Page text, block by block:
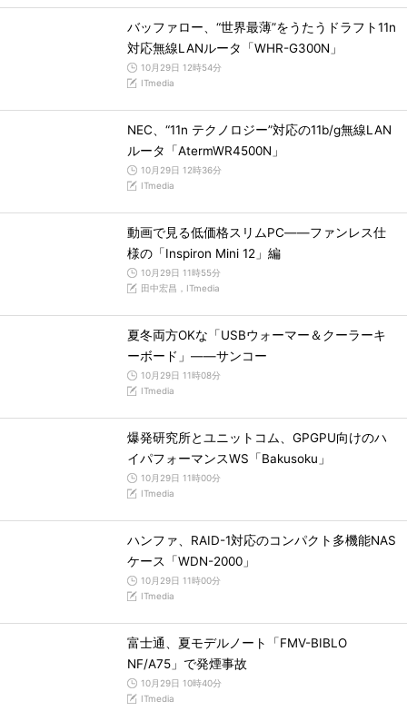
バッファロー、“世界最薄”をうたうドラフト11n
対応無線LANルータ「WHR-G300N」
10月29日 12時54分
ITmedia
NEC、“11n テクノロジー”対応の11b/g無線LAN
ルータ「AtermWR4500N」
10月29日 12時36分
ITmedia
動画で見る低価格スリムPC――ファンレス仕
様の「Inspiron Mini 12」編
10月29日 11時55分
田中宏昌，ITmedia
夏冬両方OKな「USBウォーマー＆クーラーキ
ーボード」――サンコー
10月29日 11時08分
ITmedia
爆発研究所とユニットコム、GPGPU向けのハ
イパフォーマンスWS「Bakusoku」
10月29日 11時00分
ITmedia
ハンファ、RAID-1対応のコンパクト多機能NAS
ケース「WDN-2000」
10月29日 11時00分
ITmedia
富士通、夏モデルノート「FMV-BIBLO
NF/A75」で発煙事故
10月29日 10時40分
ITmedia